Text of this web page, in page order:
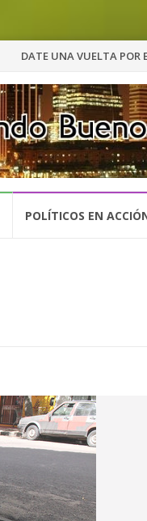
Saltar
al
contenido
DATE UNA VUELTA POR
POLÍTICOS EN